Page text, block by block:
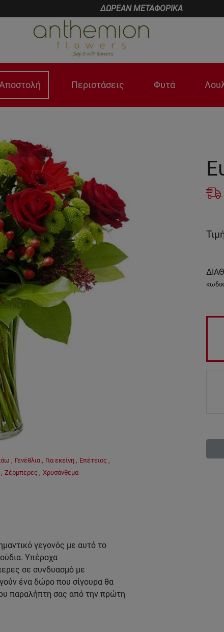
ΔΩΡΕΑΝ ΜΕΤΑΦΟΡΙΚΑ
Περιστάσεις Φυτά
, Γενέθλια , Για εκείνη , Επέτειος ,
, Ζέρμπερες , Χρυσάνθεμα
γεγονός με αυτό το
Υπέροχα
σε συνδυασμό με
ένα δώρο που σίγουρα θα
παραλήπτη σας από την πρώτη